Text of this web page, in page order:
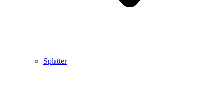
Splatter